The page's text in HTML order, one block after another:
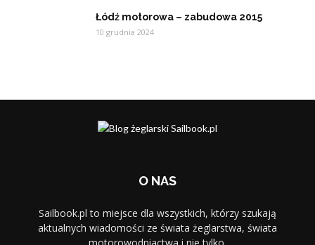
Łódź motorowa – zabudowa 2015
10 grudnia 2024
O NAS
Sailbook.pl to miejsce dla wszystkich, którzy szukają
aktualnych wiadomości ze świata żeglarstwa, świata